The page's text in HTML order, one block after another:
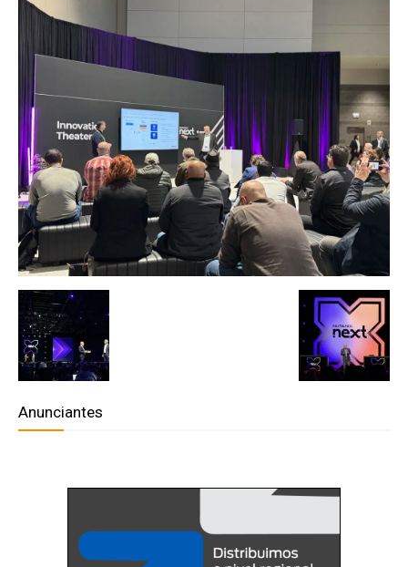
Anunciantes